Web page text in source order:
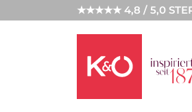
★★★★★ 4,8 / 5,0
NEW IN
WEDDING